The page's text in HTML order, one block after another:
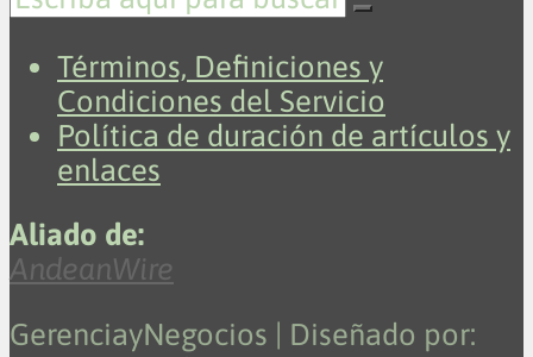
Términos, Definiciones y
Condiciones del Servicio
Política de duración de artículos y
enlaces
Aliado de:
AndeanWire
GerenciayNegocios | Diseñado por: